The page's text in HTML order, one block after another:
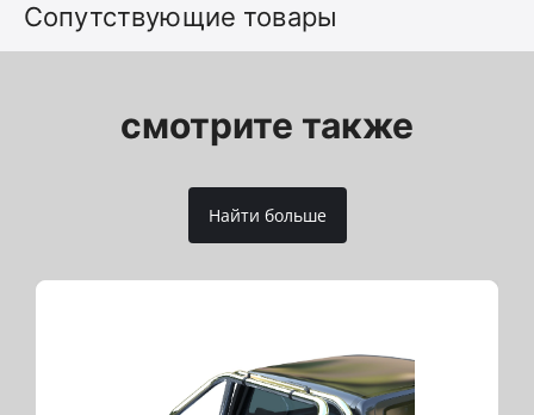
Сопутствующие товары
смотрите также
Найти больше